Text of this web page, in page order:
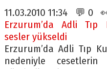
11.03.2010 11:34 💬 0
Erzurum’da Adli
sesler yükseldi
Erzurum’da Adli Tıp
nedeniyle